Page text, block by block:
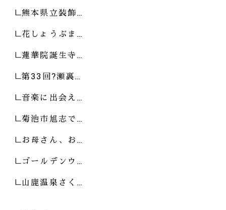
熊本県立装飾…
花しょうぶま…
蓮華院誕生寺…
第33回?瀬裏…
音楽に出会え…
菊池市旭志で…
お母さん、お…
ゴールデンウ…
山鹿温泉さく…